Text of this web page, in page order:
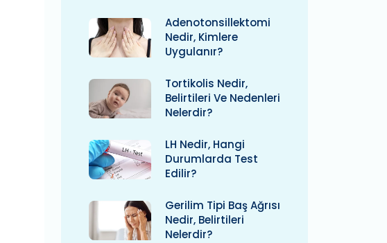
Adenotonsillektomi
Nedir, Kimlere
Uygulanır?
Tortikolis Nedir,
Belirtileri Ve Nedenleri
Nelerdir?
LH Nedir, Hangi
Durumlarda Test
Edilir?
Gerilim Tipi Baş Ağrısı
Nedir, Belirtileri
Nelerdir?